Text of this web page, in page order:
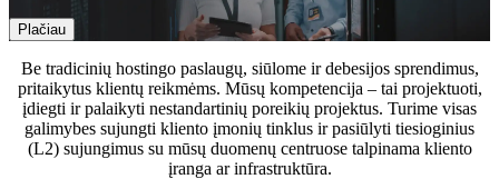
Plačiau
Be tradicinių hostingo paslaugų, siūlome ir debesijos sprendimus,
pritaikytus klientų reikmėms. Mūsų kompetencija – tai projektuoti,
įdiegti ir palaikyti nestandartinių poreikių projektus. Turime visas
galimybes sujungti kliento įmonių tinklus ir pasiūlyti tiesioginius
(L2) sujungimus su mūsų duomenų centruose talpinama kliento
įranga ar infrastruktūra.